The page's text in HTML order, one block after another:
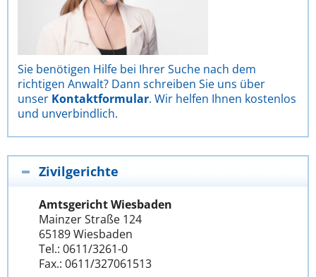
Sie benötigen Hilfe bei Ihrer Suche nach dem
richtigen Anwalt? Dann schreiben Sie uns über
unser Kontaktformular. Wir helfen Ihnen kostenlos
und unverbindlich.
Zivilgerichte
Amtsgericht Wiesbaden
Mainzer Straße 124
65189 Wiesbaden
Tel.: 0611/3261-0
Fax.: 0611/327061513